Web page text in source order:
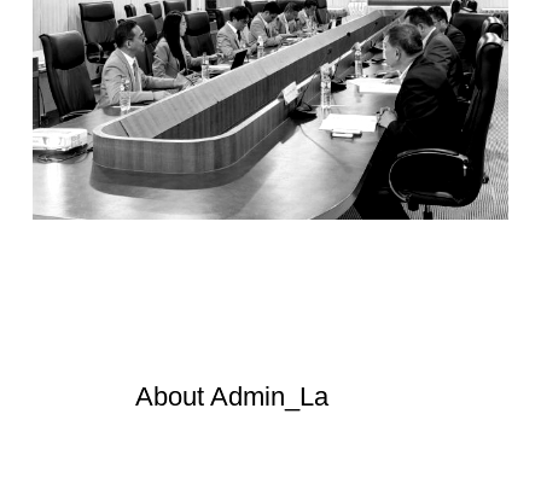
AboutAdmin_La